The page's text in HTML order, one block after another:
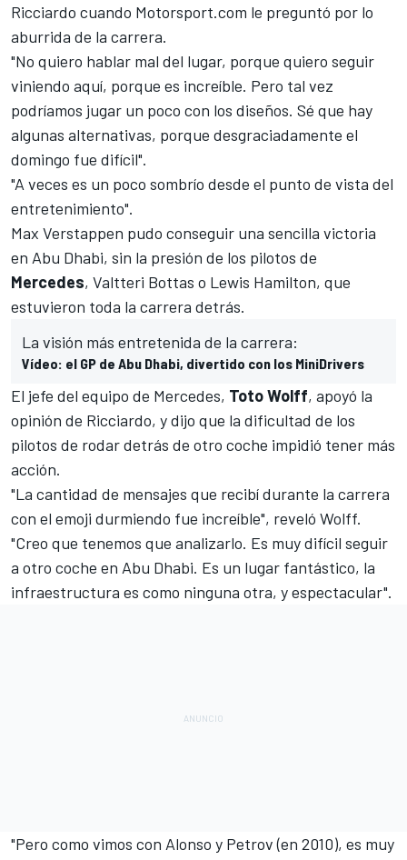
Ricciardo cuando Motorsport.com le preguntó por lo
aburrida de la carrera.
"No quiero hablar mal del lugar, porque quiero seguir
viniendo aquí, porque es increíble. Pero tal vez
podríamos jugar un poco con los diseños. Sé que hay
algunas alternativas, porque desgraciadamente el
domingo fue difícil".
"A veces es un poco sombrío desde el punto de vista del
entretenimiento".
Max Verstappen pudo conseguir una sencilla victoria
en Abu Dhabi, sin la presión de los pilotos de
Mercedes, Valtteri Bottas o Lewis Hamilton, que
estuvieron toda la carrera detrás.
La visión más entretenida de la carrera:
Vídeo: el GP de Abu Dhabi, divertido con los MiniDrivers
El jefe del equipo de Mercedes, Toto Wolff, apoyó la
opinión de Ricciardo, y dijo que la dificultad de los
pilotos de rodar detrás de otro coche impidió tener más
acción.
"La cantidad de mensajes que recibí durante la carrera
con el emoji durmiendo fue increíble", reveló Wolff.
"Creo que tenemos que analizarlo. Es muy difícil seguir
a otro coche en Abu Dhabi. Es un lugar fantástico, la
infraestructura es como ninguna otra, y espectacular".
"Pero como vimos con Alonso y Petrov (en 2010), es muy